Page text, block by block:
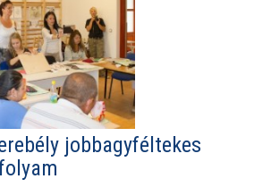
jobbagyféltekes